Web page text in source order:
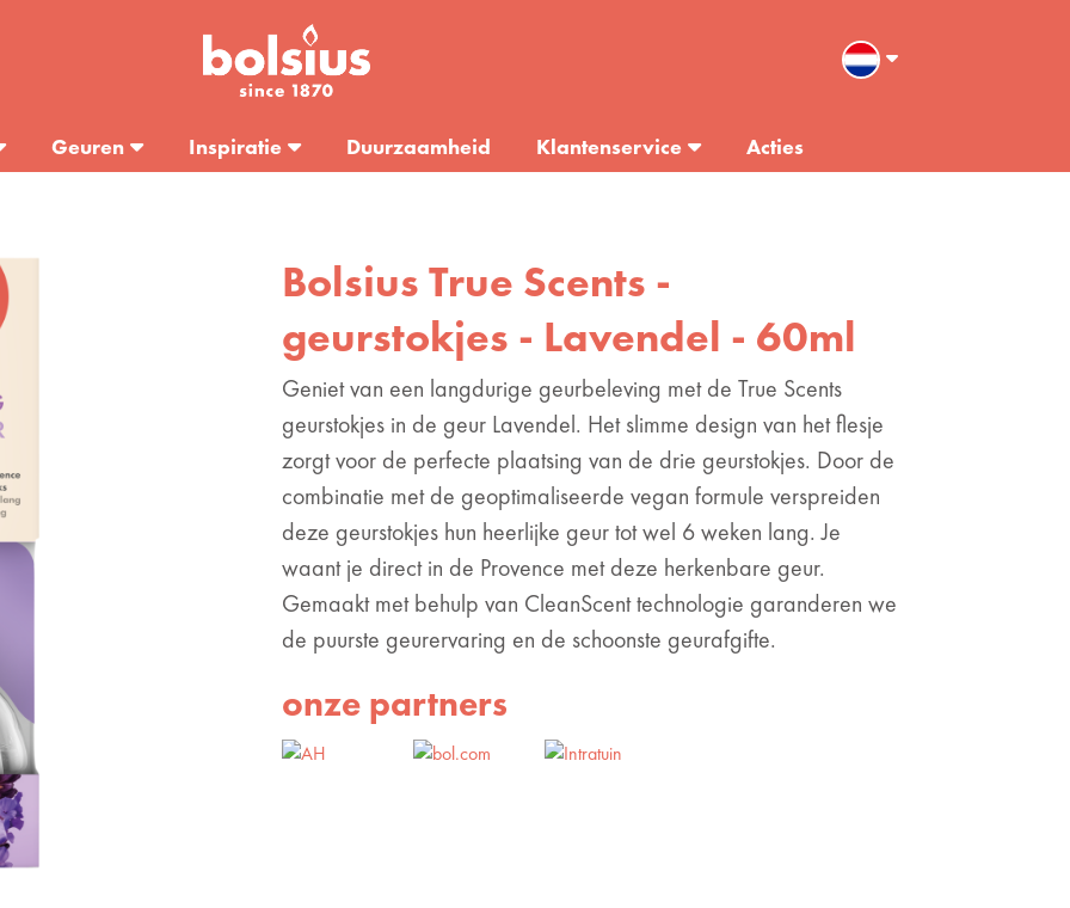
Geuren Inspiratie Duurzaamheid Klantenservice Acties
Bolsius True Scents -
geurstokjes - Lavendel - 60ml
Geniet van een langdurige geurbeleving met de True Scents
geurstokjes in de geur Lavendel. Het slimme design van het flesje
zorgt voor de perfecte plaatsing van de drie geurstokjes. Door de
combinatie met de geoptimaliseerde vegan formule verspreiden
deze geurstokjes hun heerlijke geur tot wel 6 weken lang. Je
waant je direct in de Provence met deze herkenbare geur.
Gemaakt met behulp van CleanScent technologie garanderen we
de puurste geurervaring en de schoonste geurafgifte.
onze partners